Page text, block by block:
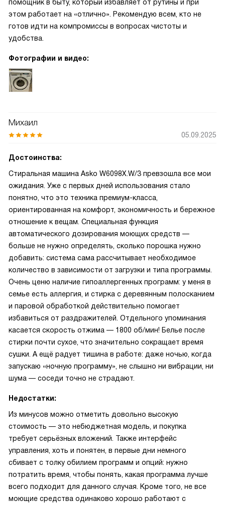
помощник в быту, который избавляет от рутины и при
этом работает на «отлично». Рекомендую всем, кто не
готов идти на компромиссы в вопросах чистоты и
удобства.
Фотографии и видео:
Михаил
05.09.2025
Достоинства:
Стиральная машина Asko W6098X.W/3 превзошла все мои
ожидания. Уже с первых дней использования стало
понятно, что это техника премиум-класса,
ориентированная на комфорт, экономичность и бережное
отношение к вещам. Специальная функция
автоматического дозирования моющих средств —
больше не нужно определять, сколько порошка нужно
добавить: система сама рассчитывает необходимое
количество в зависимости от загрузки и типа программы.
Очень ценю наличие гипоаллергенных программ: у меня в
семье есть аллергия, и стирка с деревянным полосканием
и паровой обработкой действительно помогает
избавиться от раздражителей. Отдельного упоминания
касается скорость отжима — 1800 об/мин! Белье после
стирки почти сухое, что значительно сокращает время
сушки. А ещё радует тишина в работе: даже ночью, когда
запускаю «ночную программу», не слышно ни вибрации, ни
шума — соседи точно не страдают.
Недостатки:
Из минусов можно отметить довольно высокую
стоимость — это небюджетная модель, и покупка
требует серьёзных вложений. Также интерфейс
управления, хоть и понятен, в первые дни немного
сбивает с толку обилием программ и опций: нужно
потратить время, чтобы понять, какая программа лучше
всего подходит для данного случая. Кроме того, не все
моющие средства одинаково хорошо работают с